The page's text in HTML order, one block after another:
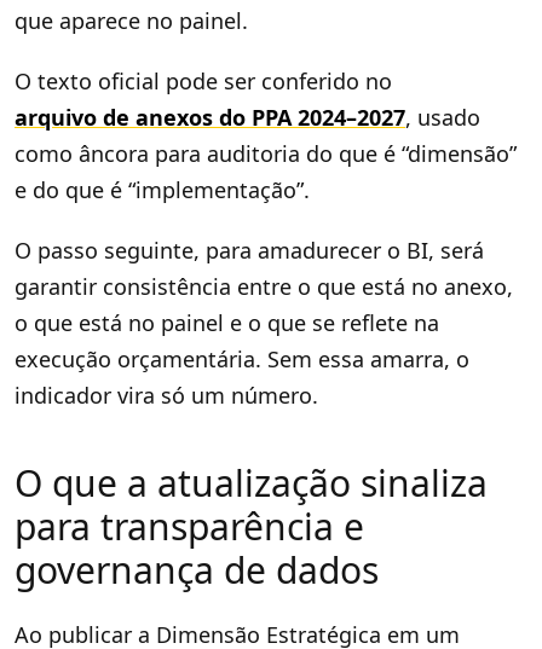
que aparece no painel.
O texto oficial pode ser conferido no
arquivo de anexos do PPA 2024–2027, usado
como âncora para auditoria do que é “dimensão”
e do que é “implementação”.
O passo seguinte, para amadurecer o BI, será
garantir consistência entre o que está no anexo,
o que está no painel e o que se reflete na
execução orçamentária. Sem essa amarra, o
indicador vira só um número.
O que a atualização sinaliza
para transparência e
governança de dados
Ao publicar a Dimensão Estratégica em um